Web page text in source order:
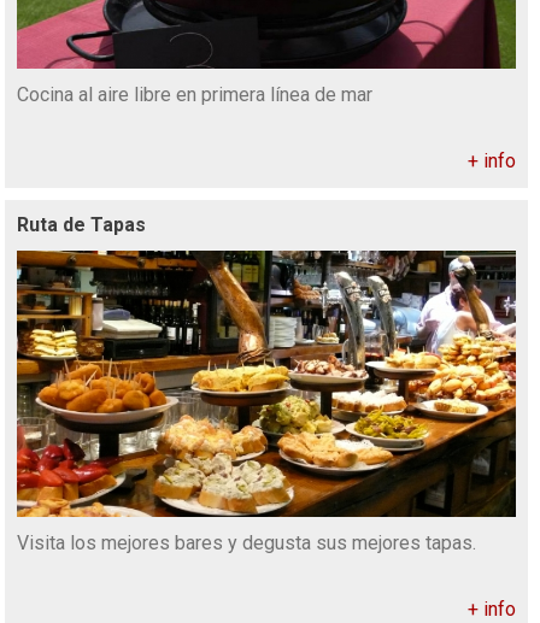
Cocina al aire libre en primera línea de mar
+ info
Ruta de Tapas
Visita los mejores bares y degusta sus mejores tapas.
+ info